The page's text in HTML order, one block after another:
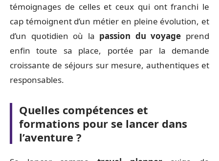
témoignages de celles et ceux qui ont franchi le
cap témoignent d’un métier en pleine évolution, et
d’un quotidien où la passion du voyage prend
enfin toute sa place, portée par la demande
croissante de séjours sur mesure, authentiques et
responsables.
Quelles compétences et
formations pour se lancer dans
l’aventure ?